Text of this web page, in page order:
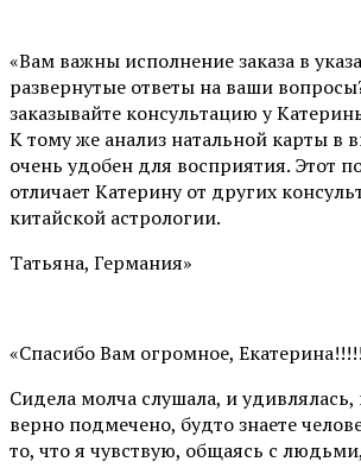
«Вам важны исполнение заказа в
развернутые ответы на ваши
заказывайте консультацию у
К тому же анализ натальной карты в
очень удобен для восприятия. Этот
отличает Катерину от других
китайской астрологии.
Татьяна, Германия»
«Спасибо Вам огромное, Екатерина!!!!!
Сидела молча слушала, и удивлялась,
верно подмечено, будто знаете
то, что я чувствую, общаясь с